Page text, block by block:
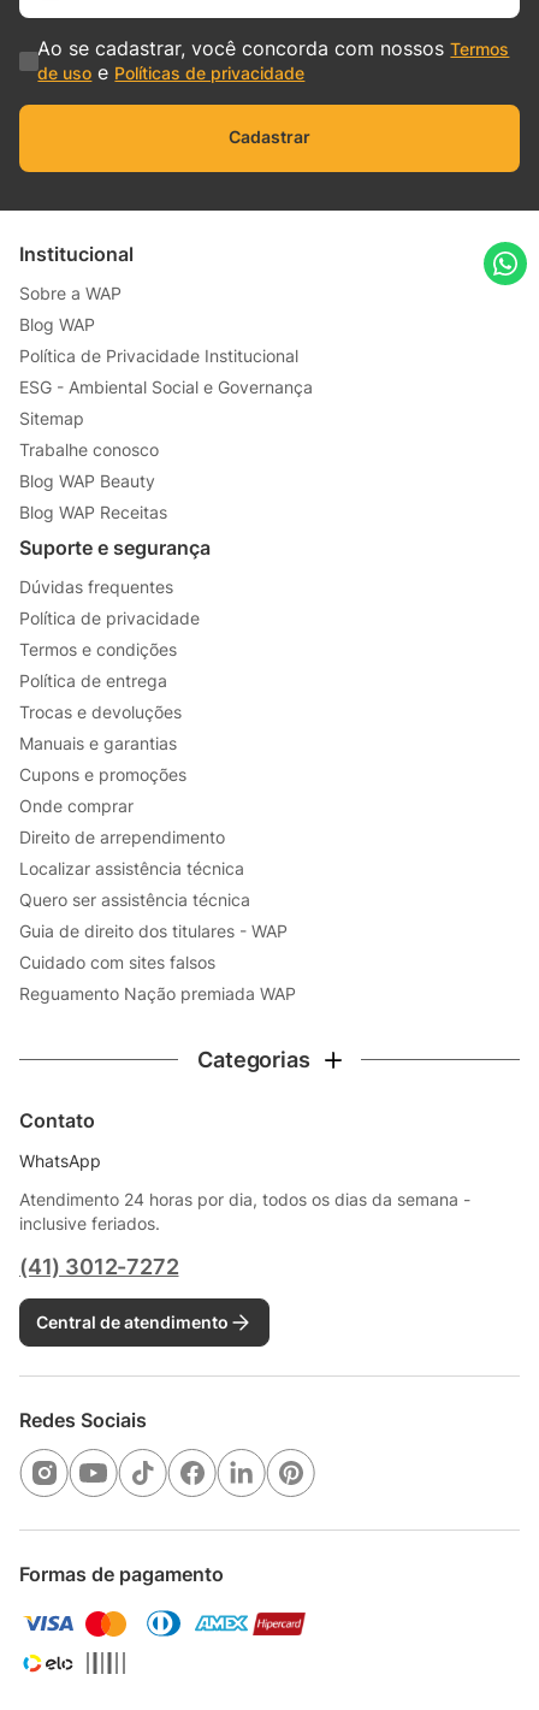
Ao se cadastrar, você concorda com nossosTermos
de uso e Políticas de privacidade
Cadastrar
Institucional
Sobre a WAP
Blog WAP
Política de Privacidade Institucional
ESG - Ambiental Social e Governança
Sitemap
Trabalhe conosco
Blog WAP Beauty
Blog WAP Receitas
Suporte e segurança
Dúvidas frequentes
Política de privacidade
Termos e condições
Política de entrega
Trocas e devoluções
Manuais e garantias
Cupons e promoções
Onde comprar
Direito de arrependimento
Localizar assistência técnica
Quero ser assistência técnica
Guia de direito dos titulares - WAP
Cuidado com sites falsos
Reguamento Nação premiada WAP
Categorias
Contato
WhatsApp
Atendimento 24 horas por dia, todos os dias da semana -
inclusive feriados.
(41) 3012-7272
Central de atendimento
Redes Sociais
Formas de pagamento